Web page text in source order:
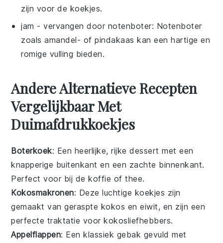
zijn voor de koekjes.
jam - vervangen door notenboter: Notenboter
zoals amandel- of pindakaas kan een hartige en
romige vulling bieden.
Andere Alternatieve Recepten
Vergelijkbaar Met
Duimafdrukkoekjes
Boterkoek: Een heerlijke, rijkedessert met een
knapperige buitenkant en een zachte binnenkant.
Perfect voor bij de koffie of thee.
Kokosmakronen: Deze luchtige koekjes zijn
gemaakt van geraspte kokos en eiwit, en zijn een
perfecte traktatie voor kokosliefhebbers.
Appelflappen: Een klassiek gebak gevuld met